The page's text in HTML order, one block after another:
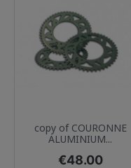
copy of COURONNE
ALUMINIUM...
Price
€48.00